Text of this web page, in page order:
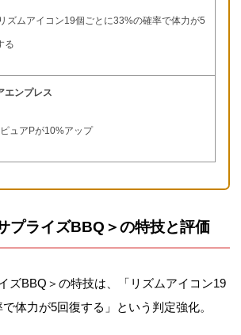
ズムアイコン19個ごとに33%の確率で体力が5
る
エンプレス
ュアPが10%アップ
プライズBBQ＞の特技と評価
ズBBQ＞の特技は、「リズムアイコン19
体力が5回復する」という判定強化。